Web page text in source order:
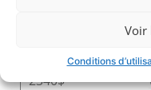
Voir
Conditions
2340$